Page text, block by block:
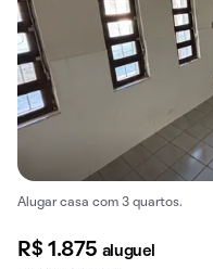
Alugar casa com 3 quartos.
R$ 1.875 aluguel